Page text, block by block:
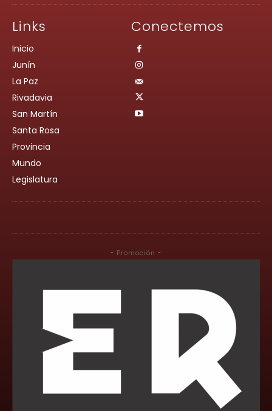
Links
Inicio
Junín
La Paz
Rivadavia
San Martín
Santa Rosa
Provincia
Mundo
Legislatura
Conectemos
- Promoción -